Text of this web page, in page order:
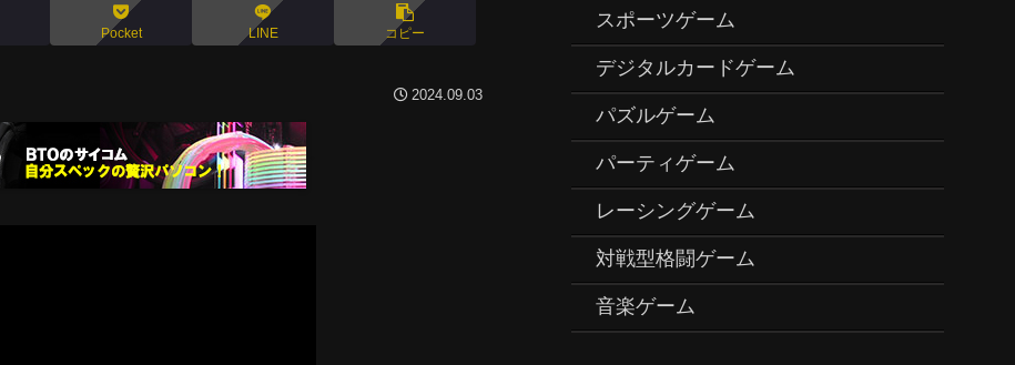
Pocket LINE コピー
2024.09.03
スポーツゲーム
デジタルカードゲーム
パズルゲーム
パーティゲーム
レーシングゲーム
対戦型格闘ゲーム
音楽ゲーム